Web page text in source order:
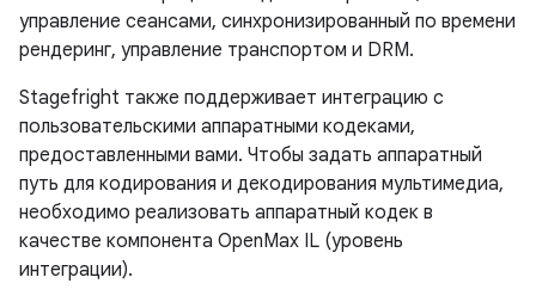
управление сеансами, синхронизированный по времени
рендеринг, управление транспортом и DRM.
Stagefright также поддерживает интеграцию с
пользовательскими аппаратными кодеками,
предоставленными вами. Чтобы задать аппаратный
путь для кодирования и декодирования мультимедиа,
необходимо реализовать аппаратный кодек в
качестве компонента OpenMax IL (уровень
интеграции).